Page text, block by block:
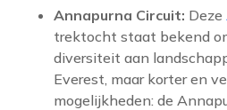
Annapurna Circuit: Deze
trektocht staat bekend
diversiteit aan
Everest, maar korter en
mogelijkheden: de